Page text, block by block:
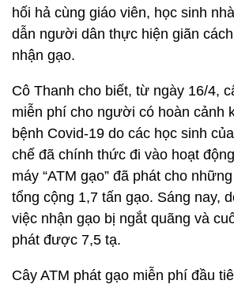
hối hả cùng giáo viên, học sinh
dẫn người dân thực hiện giãn
nhận gạo.
Cô Thanh cho biết, từ ngày 16/4,
miễn phí cho người có hoàn cảnh
bệnh Covid-19 do các học sinh
chế đã chính thức đi vào hoạt
máy “ATM gạo” đã phát cho
tổng cộng 1,7 tấn gạo. Sáng nay,
việc nhận gạo bị ngắt quãng và
phát được 7,5 tạ.
Cây ATM phát gạo miễn phí đầu